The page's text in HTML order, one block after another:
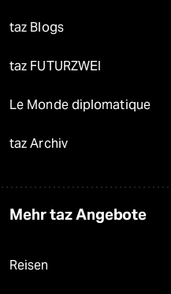
taz Blogs
taz FUTURZWEI
Le Monde diplomatique
taz Archiv
Mehr taz Angebote
Reisen